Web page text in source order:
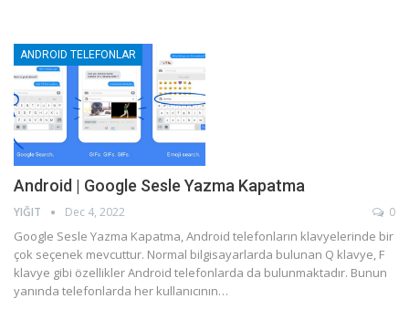
ANDROID TELEFONLAR
Android | Google Sesle Yazma Kapatma
YIĞIT Dec 4, 2022 0
Google Sesle Yazma Kapatma, Android telefonların klavyelerinde bir
çok seçenek mevcuttur. Normal bilgisayarlarda bulunan Q klavye, F
klavye gibi özellikler Android telefonlarda da bulunmaktadır. Bunun
yanında telefonlarda her kullanıcının…